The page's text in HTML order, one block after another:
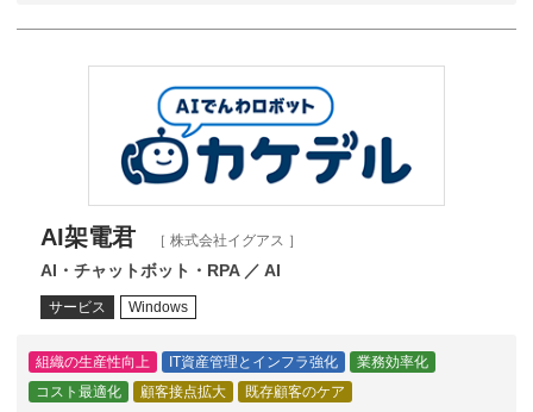
AI架電君 ［ 株式会社イグアス ］
AI・チャットボット・RPA ／ AI
サービス Windows
組織の生産性向上 IT資産管理とインフラ強化
業務効率化
コスト最適化
顧客接点拡大 既存顧客のケア